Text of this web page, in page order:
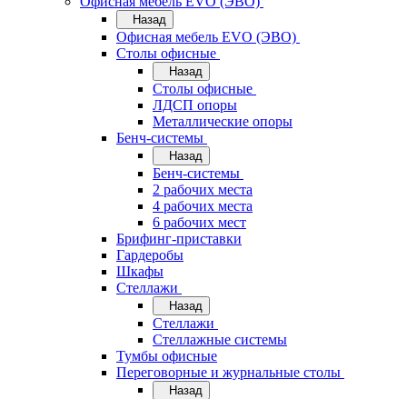
Назад
Офисная мебель EVO (ЭВО)
Cтолы офисные
Назад
Cтолы офисные
ЛДСП опоры
Металлические опоры
Бенч-системы
Назад
Бенч-системы
2 рабочих места
4 рабочих места
6 рабочих мест
Брифинг-приставки
Гардеробы
Шкафы
Стеллажи
Назад
Стеллажи
Стеллажные системы
Тумбы офисные
Переговорные и журнальные столы
Назад